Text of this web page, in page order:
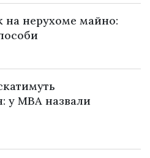
на нерухоме майно:
у МВА назвали